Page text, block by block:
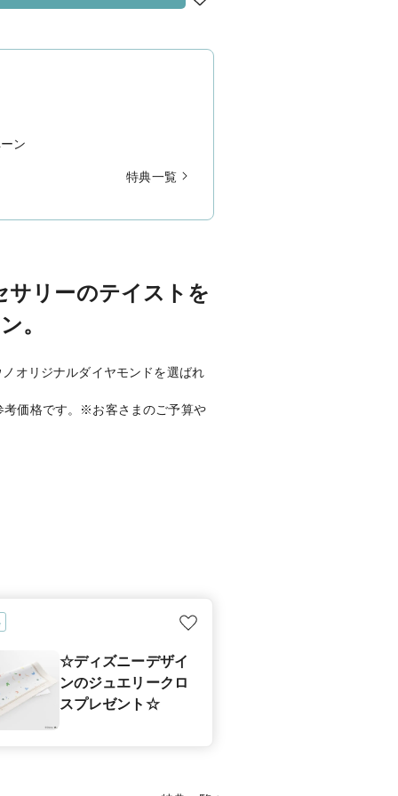
ン
特典一覧
サリーのテイストを
。
オリジナルダイヤモンドを選ばれ
考価格です。※お客さまのご予算や
☆ディズニーデザイ
ンのジュエリークロ
スプレゼント☆